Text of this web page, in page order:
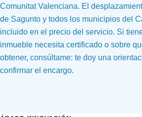
Comunitat Valenciana. El
de Sagunto y todos los municipios del
incluido en el precio del servicio. Si
inmueble necesita certificado o sobre
obtener, consúltame: te doy una
confirmar el encargo.